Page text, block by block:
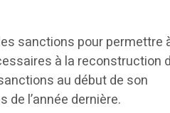
sanctions pour permettre
à la reconstruction
au début de son
l’année dernière.